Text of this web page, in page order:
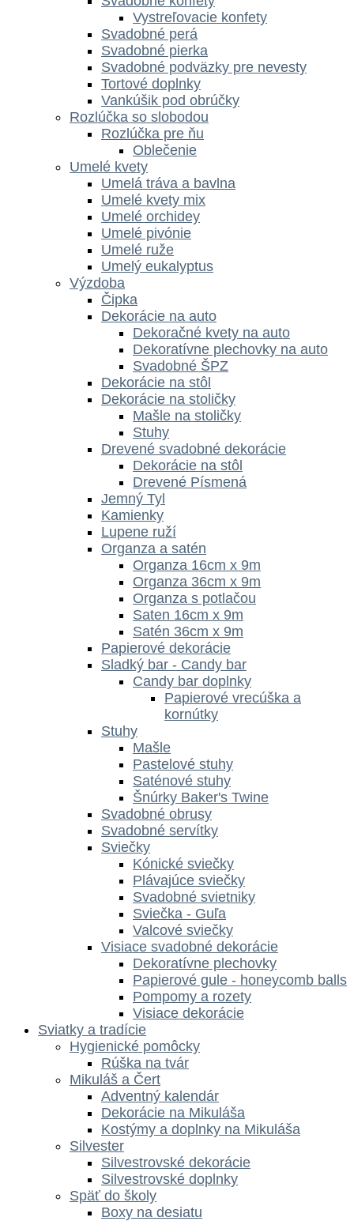
Vystreľovacie konfety
Svadobné perá
Svadobné pierka
Svadobné podväzky pre nevesty
Tortové doplnky
Vankúšik pod obrúčky
Rozlúčka so slobodou
Rozlúčka pre ňu
Oblečenie
Umelé kvety
Umelá tráva a bavlna
Umelé kvety mix
Umelé orchidey
Umelé pivónie
Umelé ruže
Umelý eukalyptus
Výzdoba
Čipka
Dekorácie na auto
Dekoračné kvety na auto
Dekoratívne plechovky na auto
Svadobné ŠPZ
Dekorácie na stôl
Dekorácie na stoličky
Mašle na stoličky
Stuhy
Drevené svadobné dekorácie
Dekorácie na stôl
Drevené Písmená
Jemný Tyl
Kamienky
Lupene ruží
Organza a satén
Organza 16cm x 9m
Organza 36cm x 9m
Organza s potlačou
Saten 16cm x 9m
Satén 36cm x 9m
Papierové dekorácie
Sladký bar - Candy bar
Candy bar doplnky
Papierové vrecúška a
kornútky
Stuhy
Mašle
Pastelové stuhy
Saténové stuhy
Šnúrky Baker's Twine
Svadobné obrusy
Svadobné servítky
Sviečky
Kónické sviečky
Plávajúce sviečky
Svadobné svietniky
Sviečka - Guľa
Valcové sviečky
Visiace svadobné dekorácie
Dekoratívne plechovky
Papierové gule - honeycomb balls
Pompomy a rozety
Visiace dekorácie
Sviatky a tradície
Hygienické pomôcky
Rúška na tvár
Mikuláš a Čert
Adventný kalendár
Dekorácie na Mikuláša
Kostýmy a doplnky na Mikuláša
Silvester
Silvestrovské dekorácie
Silvestrovské doplnky
Späť do školy
Boxy na desiatu